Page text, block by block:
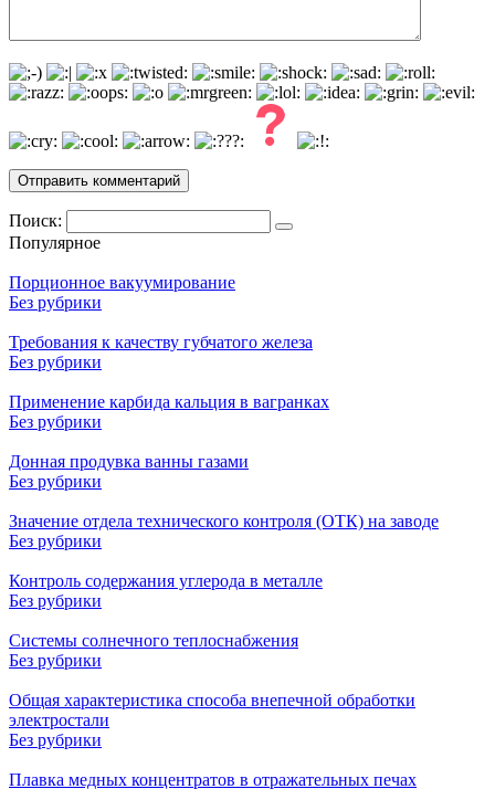
Поиск:
Популярное
Порционное вакуумирование
Без рубрики
Требования к качеству губчатого железа
Без рубрики
Применение карбида кальция в вагранках
Без рубрики
Донная продувка ванны газами
Без рубрики
Значение отдела технического контроля (ОТК) на заводе
Без рубрики
Контроль содержания углерода в металле
Без рубрики
Системы солнечного теплоснабжения
Без рубрики
Общая характеристика способа внепечной обработки
электростали
Без рубрики
Плавка медных концентратов в отражательных печах